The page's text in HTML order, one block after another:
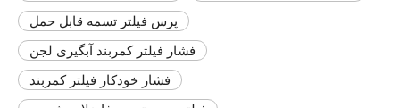
پرس فیلتر تسمه قابل حمل
فشار فیلتر کمربند آبگیری لجن
فشار خودکار فیلتر کمربند